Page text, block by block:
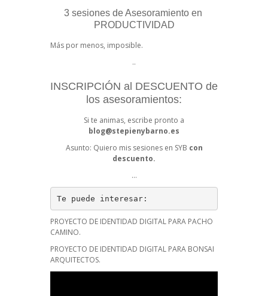
3 sesiones de Asesoramiento en
PRODUCTIVIDAD
Más por menos, imposible.
..
INSCRIPCIÓN al DESCUENTO de
los asesoramientos:
Si te animas, escribe pronto a
blog@stepienybarno.es
Asunto: Quiero mis sesiones en SYB con
descuento.
…
Te puede interesar:
PROYECTO DE IDENTIDAD DIGITAL PARA PACHO
CAMINO.
PROYECTO DE IDENTIDAD DIGITAL PARA BONSAI
ARQUITECTOS.